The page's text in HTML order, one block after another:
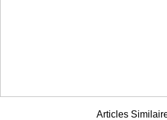
Articles